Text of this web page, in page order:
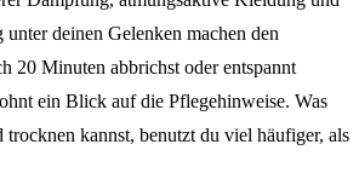
deinen Gelenken machen den
20 Minuten abbrichst oder entspannt
ein Blick auf die Pflegehinweise. Was
trocknen kannst, benutzt du viel häufiger, als